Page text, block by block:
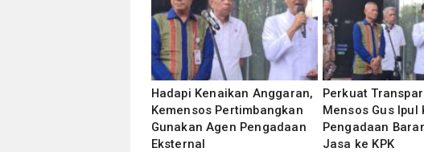
Hadapi Kenaikan Anggaran,
Kemensos Pertimbangkan
Gunakan Agen Pengadaan
Eksternal
Perkuat
Mensos Gus Ipul
Pengadaan
Jasa ke KPK